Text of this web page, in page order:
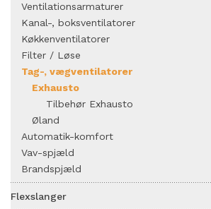
Ventilationsarmaturer
Kanal-, boksventilatorer
Køkkenventilatorer
Filter / Løse
Tag-, vægventilatorer
Exhausto
Tilbehør Exhausto
Øland
Automatik-komfort
Vav-spjæld
Brandspjæld
Flexslanger